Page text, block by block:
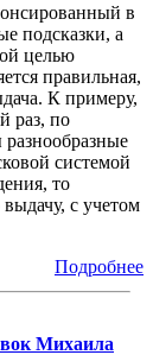
в
подсказки, а
целью
правильная,
К примеру,
раз, по
системой
то
с учетом
Подробнее
Михаила